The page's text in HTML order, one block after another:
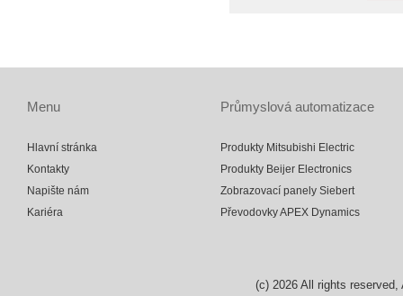
Menu
Hlavní stránka
Kontakty
Napište nám
Kariéra
Průmyslová automatizace
Produkty Mitsubishi Electric
Produkty Beijer Electronics
Zobrazovací panely Siebert
Převodovky APEX Dynamics
(c) 2026All rights reserved,